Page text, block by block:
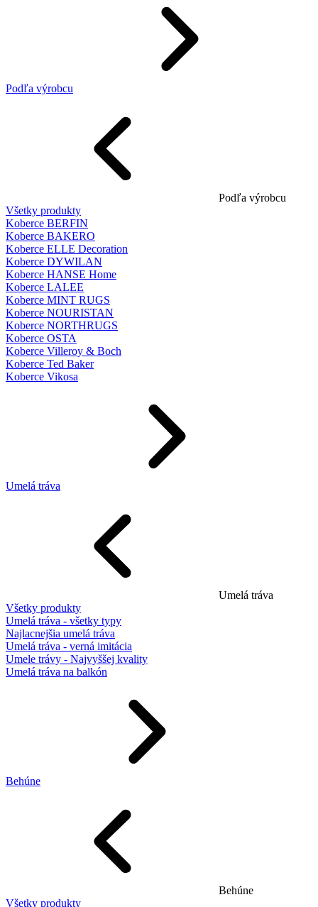
Podľa výrobcu
Podľa výrobcu
Všetky produkty
Koberce BERFIN
Koberce BAKERO
Koberce ELLE Decoration
Koberce DYWILAN
Koberce HANSE Home
Koberce LALEE
Koberce MINT RUGS
Koberce NOURISTAN
Koberce NORTHRUGS
Koberce OSTA
Koberce Villeroy & Boch
Koberce Ted Baker
Koberce Vikosa
Umelá tráva
Umelá tráva
Všetky produkty
Umelá tráva - všetky typy
Najlacnejšia umelá tráva
Umelá tráva - verná imitácia
Umele trávy - Najvyššej kvality
Umelá tráva na balkón
Behúne
Behúne
Všetky produkty